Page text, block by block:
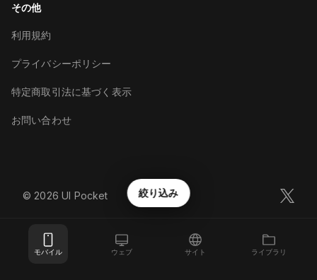
モバイル ウェブ サイト ライブラリ
絞り込み
その他
利用規約
プライバシーポリシー
特定商取引法に基づく表示
お問い合わせ
©︎ 2026 UI Pocket